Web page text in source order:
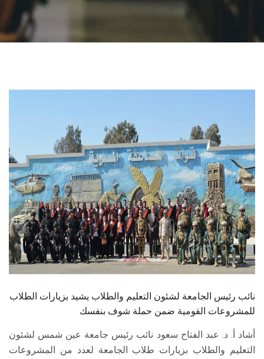
الإعلام
الطلاب
الدراسات العليا
الخريجين
الموظفون
الزائـرون
نائب رئيس الجامعة لشئون التعليم والطلاب يشيد بزيارات الطلاب
للمشروعات القومية ضمن حملة شوف بنفسك
أشاد أ. د. عبد الفتاح سعود نائب رئيس جامعة عين شمس لشئون
التعليم والطلاب بزيارات طلاب الجامعة لعدد من المشروعات